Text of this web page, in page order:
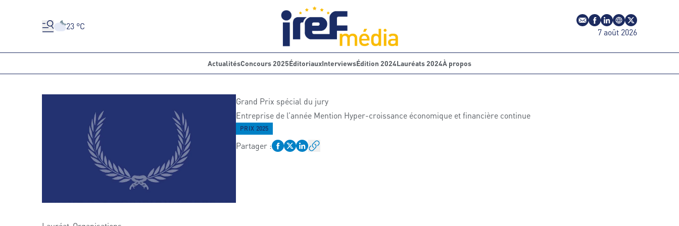
23 °C
E-mailProfil Facebook
Profil LinkedIn
Site webProfil Twitter
7 août 2026
ActualitésConcours 2025ÉditoriauxInterviewsÉdition 2024Lauréats 2024À propos
Grand Prix spécial du jury
Entreprise de l’année Mention Hyper-croissance économique et financière continue
PRIX 2025
Partager :